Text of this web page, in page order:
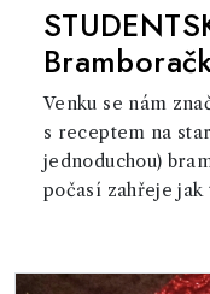
Venku se nám
s receptem na
jednoduchou)
počasí zahřeje jak